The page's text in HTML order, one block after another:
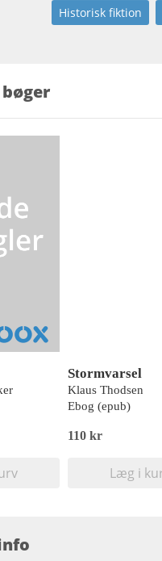
Historisk fiktion
Stormvarsel
Klaus Thodsen
Ebog (epub)
110 kr
Læg i